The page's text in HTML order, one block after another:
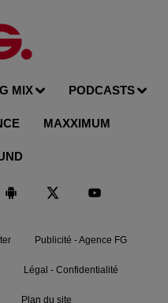
MIX PODCASTS
MAXXIMUM
Publicité - Agence FG
Légal - Confidentialité
Plan du site